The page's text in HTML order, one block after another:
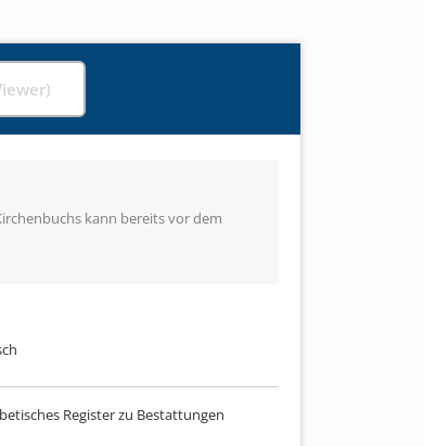
kann bereits vor dem
Register zu Bestattungen